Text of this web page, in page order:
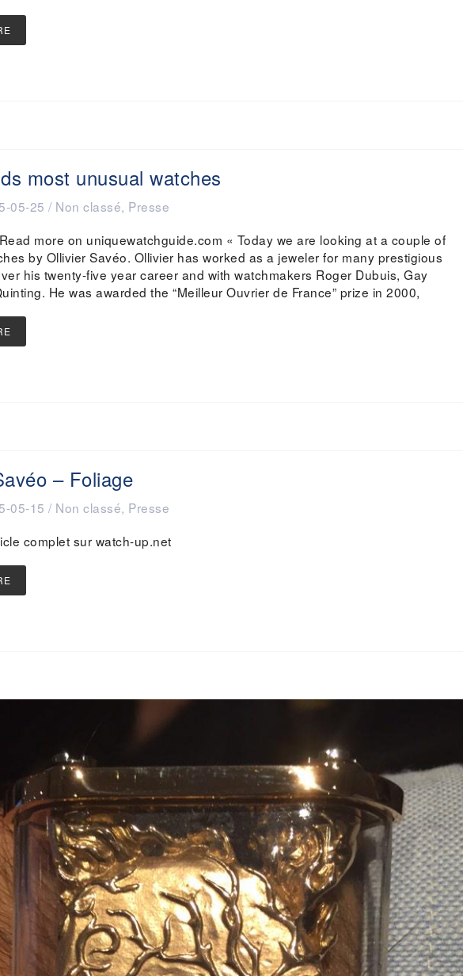
most unusual watches
05-25 / Non classé, Presse
more on uniquewatchguide.com « Today we are looking at a couple of
by Ollivier Savéo. Ollivier has worked as a jeweler for many prestigious
his twenty-five year career and with watchmakers Roger Dubuis, Gay
He was awarded the “Meilleur Ouvrier de France” prize in 2000,
– Foliage
05-15 / Non classé, Presse
complet sur watch-up.net